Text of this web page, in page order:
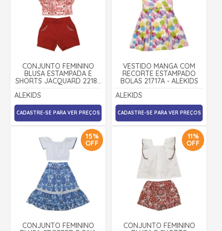
CONJUNTO FEMININO
BLUSA ESTAMPADA E
SHORTS JACQUARD 22187
- ALEKIDS
ALEKIDS
CADASTRE-SE PARA VER PREÇOS
VESTIDO MANGA COM
RECORTE ESTAMPADO
BOLAS 21717A - ALEKIDS
ALEKIDS
CADASTRE-SE PARA VER PREÇOS
15%
OFF
CONJUNTO FEMININO
11%
OFF
CONJUNTO FEMININO